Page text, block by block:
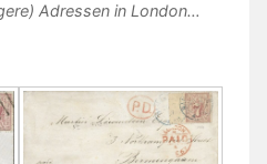
Adressen in London…